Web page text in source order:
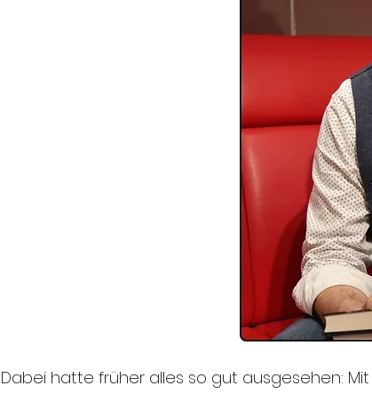
Dabei hatte früher alles so gut ausgesehen: